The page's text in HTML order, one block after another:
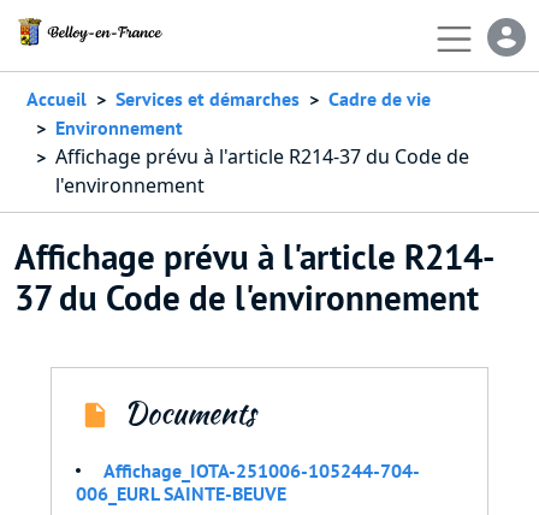
Accueil Services et démarches
Cadre de vie
Environnement
Affichage prévu à l'article R214-37 du Code de
l'environnement
Affichage prévu à l'article R214-
37 du Code de l'environnement
Documents
Affichage_IOTA-251006-105244-704-
006_EURL SAINTE-BEUVE